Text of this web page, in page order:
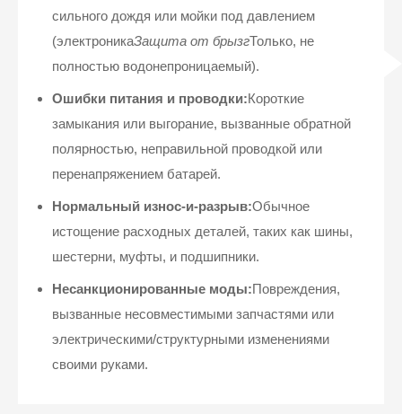
сильного дождя или мойки под давлением
(электроникаЗащита от брызгТолько, не
полностью водонепроницаемый).
Ошибки питания и проводки:Короткие
замыкания или выгорание, вызванные обратной
полярностью, неправильной проводкой или
перенапряжением батарей.
Нормальный износ-и-разрыв:Обычное
истощение расходных деталей, таких как шины,
шестерни, муфты, и подшипники.
Несанкционированные моды:Повреждения,
вызванные несовместимыми запчастями или
электрическими/структурными изменениями
своими руками.